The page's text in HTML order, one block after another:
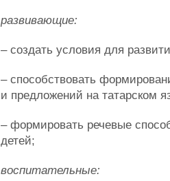
развивающие:
– создать условия для
– способствовать
и предложений на татарском
– формировать речевые
детей;
воспитательные: